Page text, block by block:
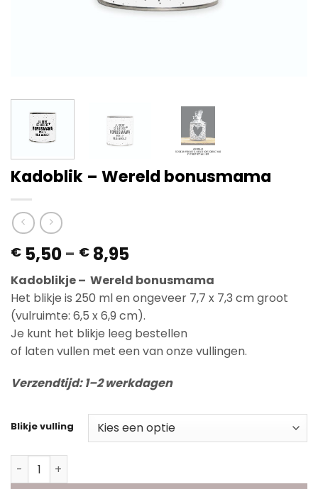
Kadoblik – Wereld bonusmama
€ 5,50- € 8,95Prijsklasse:
€ 5,50
tot
€ 8,95
Kadoblikje – Wereld bonusmama
Het blikje is 250 ml en ongeveer 7,7 x 7,3 cm groot
(vulruimte: 6,5 x 6,9 cm).
Je kunt het blikje leeg bestellen
of laten vullen met een van onze vullingen.
Verzendtijd: 1–2 werkdagen
Blikje vulling
Kadoblik - Wereld bonusmama aantal